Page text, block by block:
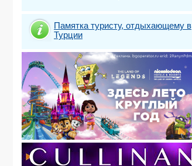
Памятка туристу, отдыхающему в
Турции